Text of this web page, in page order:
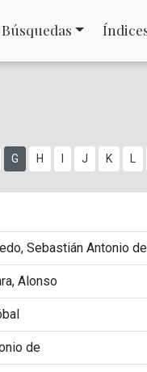
Búsquedas
G H J K
Sebastián Antonio de
Alonso
de